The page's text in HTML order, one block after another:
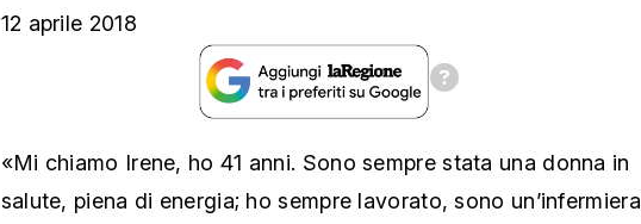
12 aprile 2018
«Mi chiamo Irene, ho 41 anni. Sono sempre stata una donna in
salute, piena di energia; ho sempre lavorato, sono un’infermiera